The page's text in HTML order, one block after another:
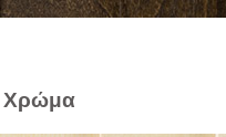
Χρώμα